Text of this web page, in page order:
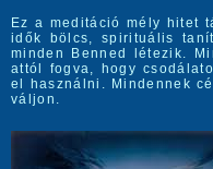
Ez a meditáció mély hitet
idők bölcs, spirituális
minden Benned létezik.
attól fogva, hogy
el használni. Mindennek
váljon.